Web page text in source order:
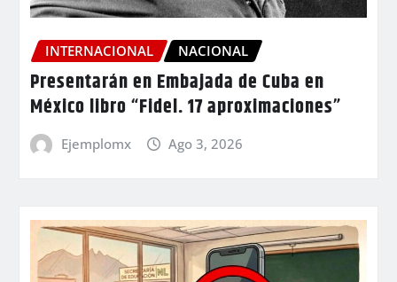
INTERNACIONAL NACIONAL
Presentarán en Embajada de Cuba en
México libro “Fidel. 17 aproximaciones”
Ejemplomx Ago 3, 2026